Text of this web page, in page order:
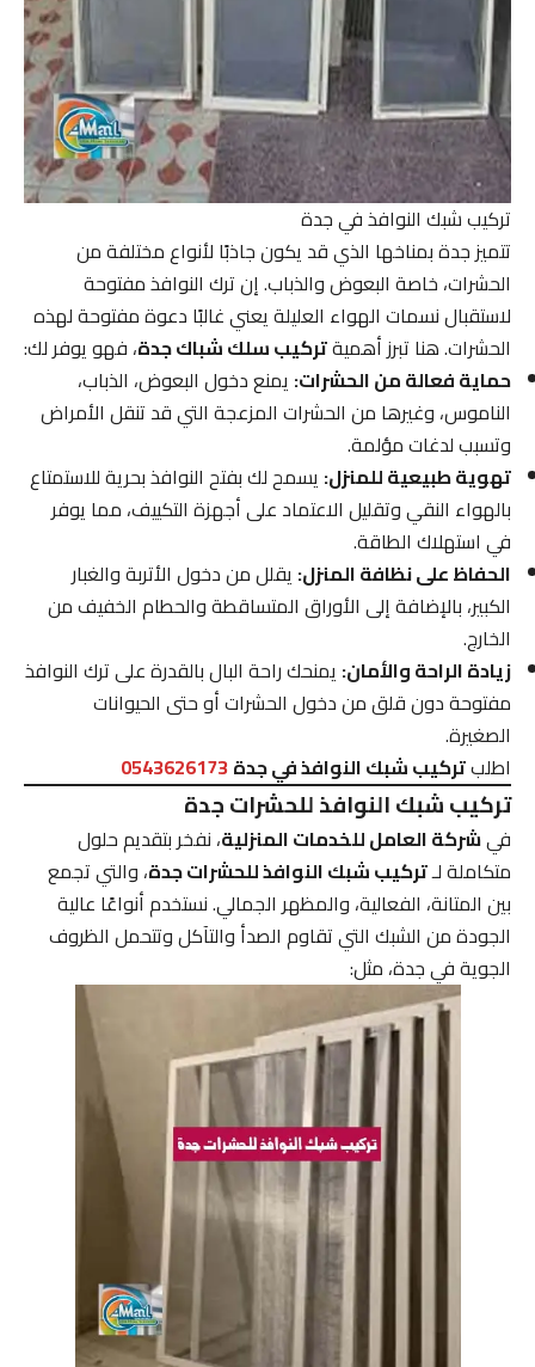
تركيب شبك النوافذ في جدة
تتميز جدة بمناخها الذي قد يكون جاذبًا لأنواع مختلفة من
الحشرات، خاصة البعوض والذباب. إن ترك النوافذ مفتوحة
لاستقبال نسمات الهواء العليلة يعني غالبًا دعوة مفتوحة لهذه
الحشرات. هنا تبرز أهميةتركيب سلك شباك جدة، فهو يوفر لك:
حماية فعالة من الحشرات:يمنع دخول البعوض، الذباب،
الناموس، وغيرها من الحشرات المزعجة التي قد تنقل الأمراض
وتسبب لدغات مؤلمة.
تهوية طبيعية للمنزل:يسمح لك بفتح النوافذ بحرية للاستمتاع
بالهواء النقي وتقليل الاعتماد على أجهزة التكييف، مما يوفر
في استهلاك الطاقة.
الحفاظ على نظافة المنزل:يقلل من دخول الأتربة والغبار
الكبير، بالإضافة إلى الأوراق المتساقطة والحطام الخفيف من
الخارج.
زيادة الراحة والأمان:يمنحك راحة البال بالقدرة على ترك النوافذ
مفتوحة دون قلق من دخول الحشرات أو حتى الحيوانات
الصغيرة.
اطلبتركيب شبك النوافذ في جدة0543626173
تركيب شبك النوافذ للحشرات جدة
فيشركة العامل للخدمات المنزلية، نفخر بتقديم حلول
متكاملة لـتركيب شبك النوافذ للحشرات جدة، والتي تجمع
بين المتانة، الفعالية، والمظهر الجمالي. نستخدم أنواعًا عالية
الجودة من الشبك التي تقاوم الصدأ والتآكل وتتحمل الظروف
الجوية في جدة، مثل: